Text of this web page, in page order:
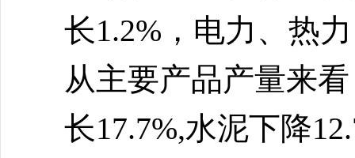
长1.2%，电力、热
从主要产品产量来
长17.7%,水泥下降